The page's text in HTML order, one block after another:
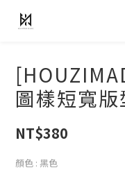
圖樣短寬
NT$380
顏色 : 黑色